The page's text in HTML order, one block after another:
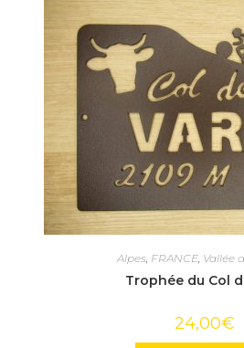
Alpes FRANCE, Vallée
Trophée du Col
24,00€